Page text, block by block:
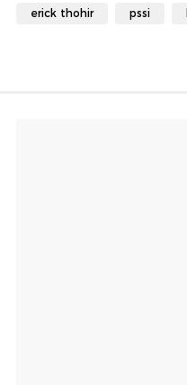
erick thohir pssi